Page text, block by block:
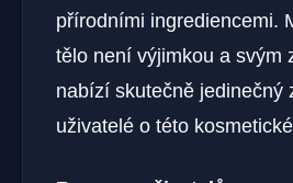
přírodními ingrediencemi.
tělo není výjimkou a svým
nabízí skutečně jedinečný
uživatelé o této